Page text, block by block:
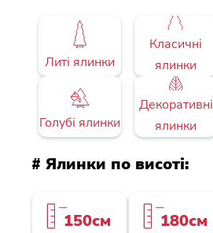
Литі ялинки
Класичні
ялинки
Голубі ялинки
Декоративні
ялинки
# Ялинки по висоті:
150см 180см